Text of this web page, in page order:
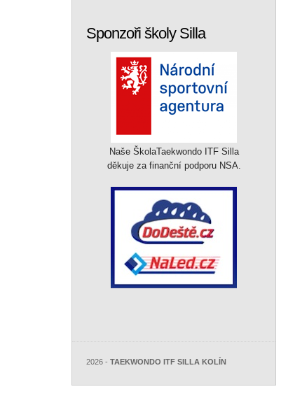
Sponzoři školy Silla
Naše ŠkolaTaekwondo ITF Silla
děkuje za finanční podporu NSA.
2026 - TAEKWONDO ITF SILLA KOLÍN